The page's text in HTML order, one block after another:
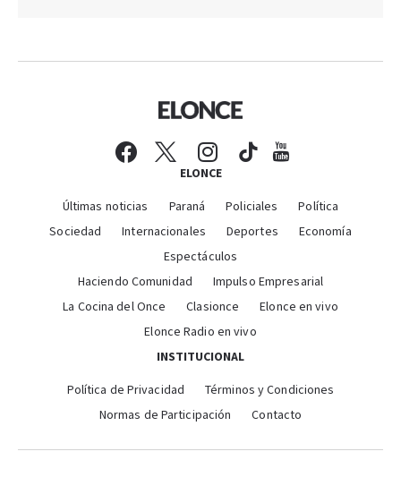
ELONCE
Últimas noticias Paraná Policiales
Política
Sociedad
Internacionales Deportes
Economía
Espectáculos
Haciendo Comunidad
Impulso Empresarial
La Cocina del Once
Clasionce
Elonce en vivo
Elonce Radio en vivo
INSTITUCIONAL
Política de Privacidad
Términos y Condiciones
Normas de Participación
Contacto